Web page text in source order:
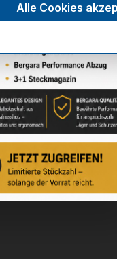
Alle Cookies